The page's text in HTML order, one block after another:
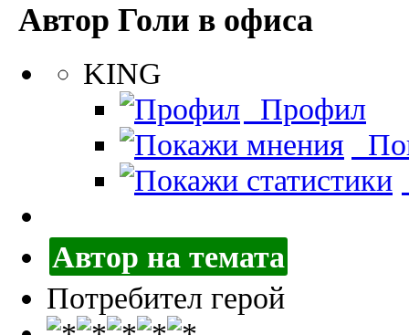
Автор Голи в офиса
KING
Профил
Автор на темата
Потребител герой